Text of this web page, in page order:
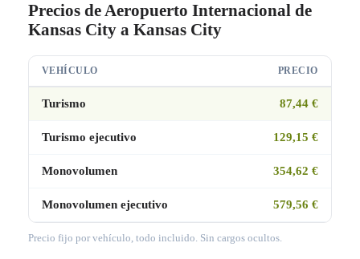
Precios de Aeropuerto Internacional de
Kansas City a Kansas City
VEHÍCULO PRECIO
Turismo 87,44 €
Turismo ejecutivo 129,15 €
Monovolumen 354,62 €
Monovolumen ejecutivo 579,56 €
Precio fijo por vehículo, todo incluido. Sin cargos ocultos.